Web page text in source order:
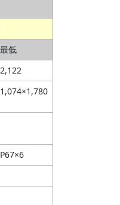
最低
2,122
1,074×1,780
P67×6